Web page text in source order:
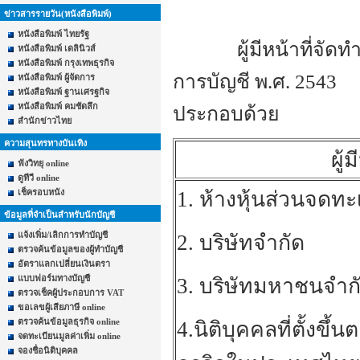
ข่าวสารรายวัน(หนังสือพิมพ์)
หนังสือพิมพ์ ไทยรัฐ
หนังสือพิมพ์ เดลินิวส์
หนังสือพิมพ์ กรุงเทพธุรกิจ
หนังสือพิมพ์ ผู้จัดการ
หนังสือพิมพ์ ฐานเศรฐกิจ
หนังสือพิมพ์ คมชัดลึก
สำนักข่าวไทย
ความสุนทรทางบันเทิง
ฟังวิทยุ online
ดูทีวี online
เช็ครอบหนัง
ข้อมูลที่จำเป็นสำหรับนักบัญชี
แจ้งเพิ่ม/เลิกการทำบัญชี
ตรวจค้นข้อมูลของผู้ทำบัญชี
อัตราแลกเปลี่ยนเงินตรา
แบบฟอร์มทางบัญชี
ตรวจเช็คผู้ประกอบการ VAT
ขอเลขผู้เสียภาษี online
ตรวจค้นข้อมูลธุรกิจ online
จดทะเบียนมูลค่าเพิ่ม online
จองชื่อนิติบุคคล
ผู้มีหน้าที่จัดท
การบัญชี พ.ศ. 2543
ประกอบด้วย
ผู้
1. ห้างหุ้นส่วนจดทะ
2. บริษัทจำกัด
3. บริษัทมหาชนจำ
4.นิติบุคคลที่ตั้งขึ้น